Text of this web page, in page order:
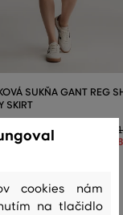
SUKŇA GANT REG
SKIRT
veľkosti:
cookies nám
na tlačidlo